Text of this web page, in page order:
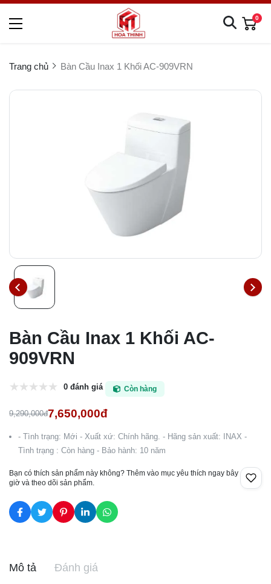
0
Trang chủ Bàn Cầu Inax 1 Khối AC-909VRN
Bàn Cầu Inax 1 Khối AC-
909VRN
0 đánh giá Còn hàng
9,290,000đ7,650,000đ
- Tình trạng: Mới - Xuất xứ: Chính hãng. - Hãng sản xuất: INAX -
Tình trạng : Còn hàng - Bảo hành: 10 năm
Bạn có thích sản phẩm này không? Thêm vào mục yêu thích ngay bây
giờ và theo dõi sản phẩm.
Mô tả Đánh giá